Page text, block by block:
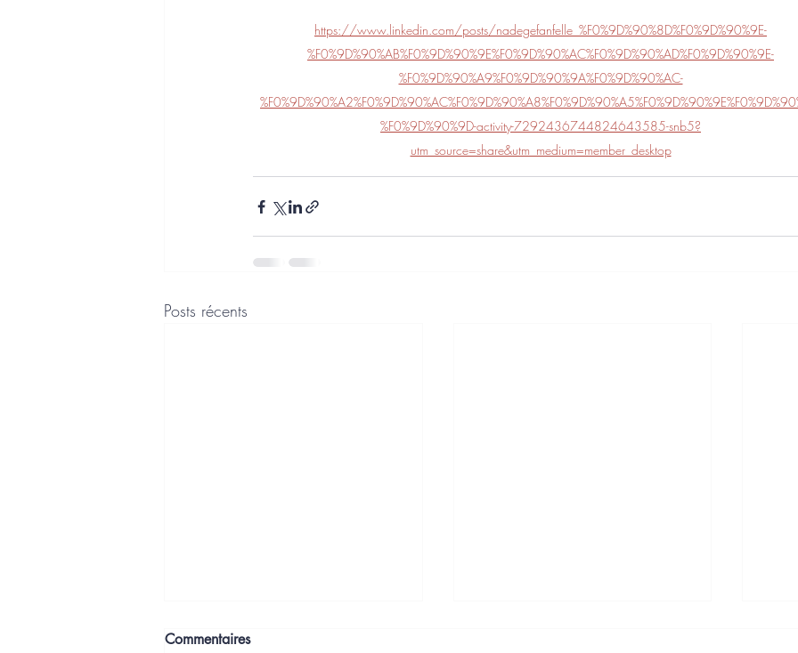
https://www.linkedin.com/posts/nadegefanfelle_%F0%9D%90%8D%F0%9D%90%9E-
%F0%9D%90%AB%F0%9D%90%9E%F0%9D%90%AC%F0%9D%90%AD%F0%9D%90%9E-
%F0%9D%90%A9%F0%9D%90%9A%F0%9D%90%AC-
%F0%9D%90%9D-activity-7292436744824643585-snb5?
utm_source=share&utm_medium=member_desktop
Posts récents
Commentaires